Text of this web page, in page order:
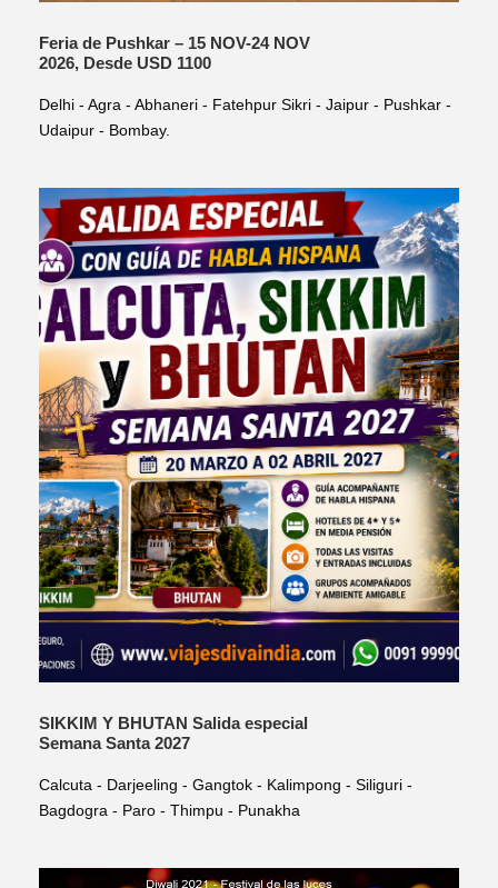
Feria de Pushkar – 15 NOV-24 NOV
2026, Desde USD 1100
Delhi - Agra - Abhaneri - Fatehpur Sikri - Jaipur - Pushkar -
Udaipur - Bombay.
SIKKIM Y BHUTAN Salida especial
Semana Santa 2027
Calcuta - Darjeeling - Gangtok - Kalimpong - Siliguri -
Bagdogra - Paro - Thimpu - Punakha